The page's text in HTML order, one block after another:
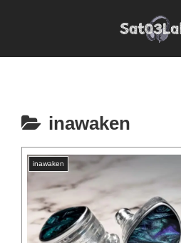
inawaken
inawaken